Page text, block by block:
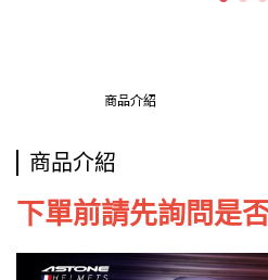
商品介紹
商品介紹
下單前請先詢問是